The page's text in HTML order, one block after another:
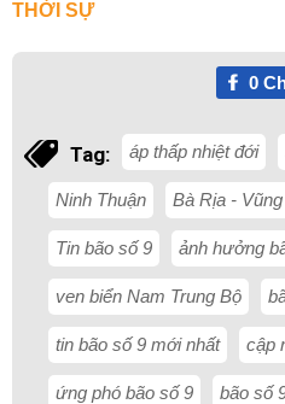
THỜI SỰ
0
Tag: áp thấp nhiệt đới
Ninh Thuận Bà Rịa -
Tin bão số 9 ảnh hưởng
ven biển Nam Trung Bộ
tin bão số 9 mới nhất cập
ứng phó bão số 9 bão số